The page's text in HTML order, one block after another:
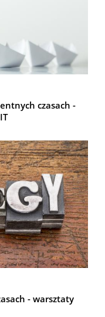
czasach -
- warsztaty